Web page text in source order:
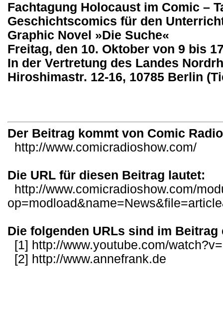
Fachtagung Holocaust im Comic –
Geschichtscomics für den
Graphic Novel »Die Suche«
Freitag, den 10. Oktober von 9 bis
In der Vertretung des Landes
Hiroshimastr. 12-16, 10785 Berlin
Der Beitrag kommt von Comic
http://www.comicradioshow.com/
Die URL für diesen Beitrag lautet:
http://www.comicradioshow.com/
Die folgenden URLs sind im Beitrag
[1] http://www.youtube.com/
[2] http://www.annefrank.de